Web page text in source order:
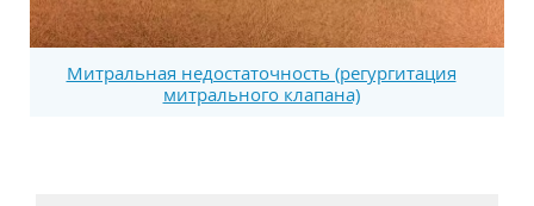
Митральная недостаточность (регургитация
митрального клапана)